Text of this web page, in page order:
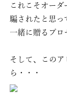
これこそオーダ
騙されたと思っ
一緒に贈るプロ
そして、この
ら・・・